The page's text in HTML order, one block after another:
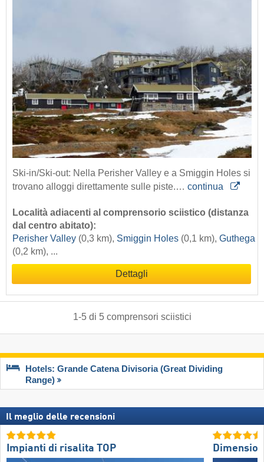
Ski-in/Ski-out: Nella Perisher Valley e a Smiggin Holes si
trovano alloggi direttamente sulle piste.… continua
Località adiacenti al comprensorio sciistico (distanza
dal centro abitato):
Perisher Valley (0,3 km), Smiggin Holes (0,1 km), Guthega
(0,2 km), ...
Dettagli
1-5di 5 comprensori sciistici
Hotels: Grande Catena Divisoria (Great Dividing
Range)
Il meglio delle recensioni
Impianti di risalita TOP